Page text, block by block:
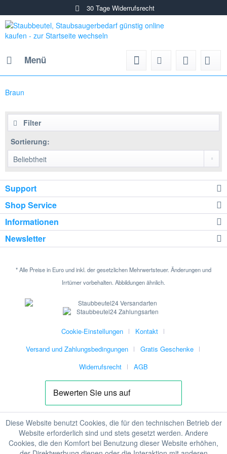
30 Tage Widerrufsrecht
Menü
Braun
Filter
Sortierung:
Support
Shop Service
Informationen
Newsletter
* Alle Preise in Euro und inkl. der gesetzlichen Mehrwertsteuer. Änderungen und
Irrtümer vorbehalten. Abbildungen ähnlich.
Cookie-Einstellungen
Kontakt
Versand und Zahlungsbedingungen
Gratis Geschenke
Widerrufsrecht
AGB
Diese Website benutzt Cookies, die für den technischen Betrieb der
Website erforderlich sind und stets gesetzt werden. Andere
Cookies, die den Komfort bei Benutzung dieser Website erhöhen,